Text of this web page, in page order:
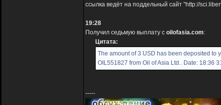
ссылка ведёт на поддельный сайт "http://
19:28
Получил седьмую выплату с oilofasia.com:
Цитата:
The amount of 3 USD has been deposited to
OIL551827 from Oil of Asia Ltd.. Date: 18:36
-----